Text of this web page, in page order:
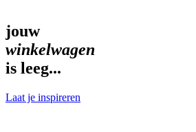
jouw
winkelwagen
is leeg...
Laat je inspireren